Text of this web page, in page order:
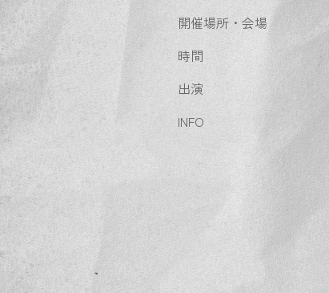
開催場所・会場
時間
出演
INFO